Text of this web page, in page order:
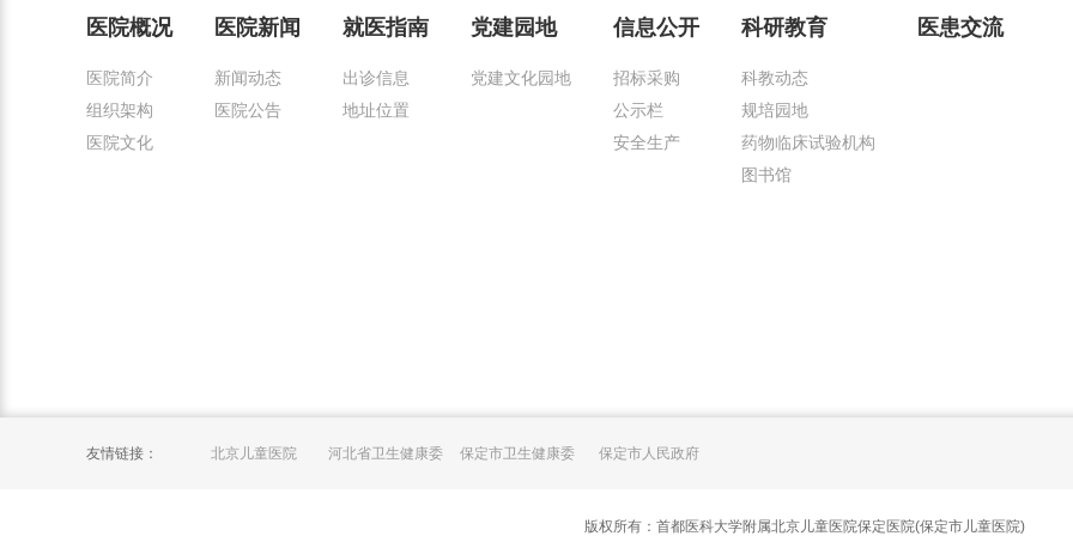
医院概况
医院简介
组织架构
医院文化
医院新闻
新闻动态
医院公告
就医指南
出诊信息
地址位置
党建园地
党建文化园地
信息公开
招标采购
公示栏
安全生产
科研教育
科教动态
规培园地
药物临床试验机构
图书馆
医患交流
友情链接： 北京儿童医院 河北省卫生健康委 保定市卫生健康委 保定市人民政府
版权所有：首都医科大学附属北京儿童医院保定医院(保定市儿童医院)